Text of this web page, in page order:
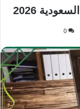
2026
0